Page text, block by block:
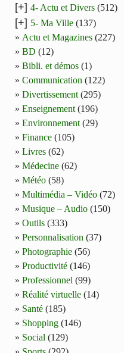
[+] 4- Actu et Divers (512)
[+] 5- Ma Ville (137)
Actu et Magazines (227)
BD (12)
Bibli. et démos (1)
Communication (122)
Divertissement (295)
Enseignement (196)
Environnement (29)
Finance (105)
Livres (62)
Médecine (62)
Météo (58)
Multimédia – Vidéo (72)
Musique – Audio (150)
Outils (333)
Personnalisation (37)
Photographie (56)
Productivité (146)
Professionnel (99)
Réalité virtuelle (14)
Santé (185)
Shopping (146)
Social (129)